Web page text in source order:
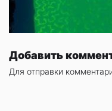
Добавить
Для отправки